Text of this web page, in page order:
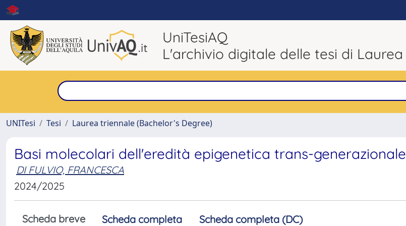
UniTesiAQ
L'archivio digitale delle tesi di Laurea
UNITesi
Tesi Laurea triennale (Bachelor's Degree)
Basi molecolari dell'eredità epigenetica trans-generazionale
DI FULVIO, FRANCESCA
2024/2025
Scheda breve Scheda completa Scheda completa (DC)